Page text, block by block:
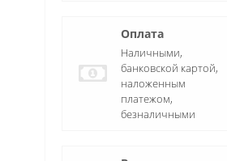
Оплата
Наличными,
банковской картой,
наложенным
платежом,
безналичными